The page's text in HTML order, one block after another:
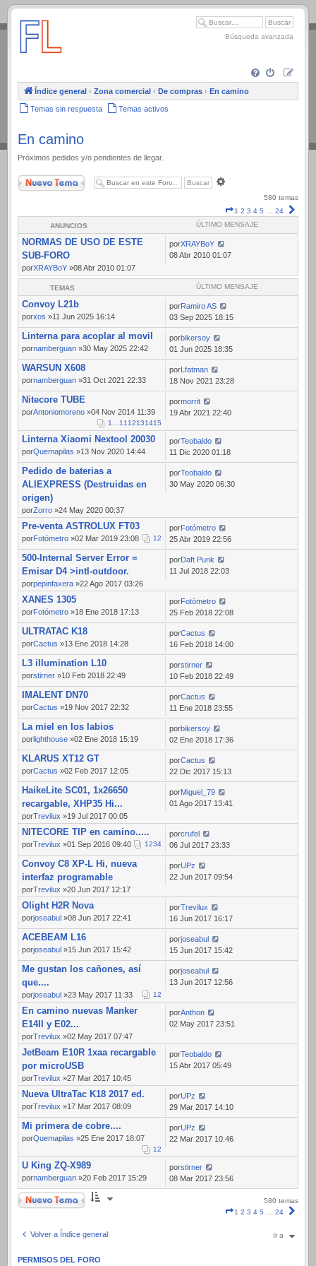
.
Búsqueda avanzada
Índice general ‹ Zona comercial ‹ De compras ‹ En camino
Temas sin respuesta Temas activos
En camino
Próximos pedidos y/o pendientes de llegar.
Nuevo Tema
580 temas
Página
1
1 2 3 4 5 … 24
ANUNCIOS ÚLTIMO MENSAJE
NORMAS DE USO DE ESTE
SUB-FORO
porXRAYBoY »08 Abr 2010 01:07
porXRAYBoY
08 Abr 2010 01:07
TEMAS ÚLTIMO MENSAJE
Convoy L21b
porxos »11 Jun 2025 16:14
porRamiro AS
03 Sep 2025 18:15
Linterna para acoplar al movil
pornamberguan »30 May 2025 22:42
porbikersoy
01 Jun 2025 18:35
WARSUN X608
pornamberguan »31 Oct 2021 22:33
por Lfatman
18 Nov 2021 23:28
Nitecore TUBE
porAntoniomoreno »04 Nov 2014 11:39
1…1112131415
pormorrit
19 Abr 2021 22:40
Linterna Xiaomi Nextool 20030
porQuemapilas »13 Nov 2020 14:44
porTeobaldo
11 Dic 2020 01:18
Pedido de baterias a
ALIEXPRESS (Destruidas en
origen)
porZorro »24 May 2020 00:37
porTeobaldo
30 May 2020 06:30
Pre-venta ASTROLUX FT03
porFotómetro »02 Mar 2019 23:08 12
porFotómetro
25 Abr 2019 22:56
500-Internal Server Error =
Emisar D4 >intl-outdoor.
porpepinfaxera »22 Ago 2017 03:26
porDaft Punk
11 Jul 2018 22:03
XANES 1305
porFotómetro »18 Ene 2018 17:13
porFotómetro
25 Feb 2018 22:08
ULTRATAC K18
porCactus »13 Ene 2018 14:28
porCactus
16 Feb 2018 14:00
L3 illumination L10
porstirner »10 Feb 2018 22:49
porstirner
10 Feb 2018 22:49
IMALENT DN70
porCactus »19 Nov 2017 22:32
porCactus
11 Ene 2018 23:55
La miel en los labios
porlighthouse »02 Ene 2018 15:19
porbikersoy
02 Ene 2018 17:36
KLARUS XT12 GT
porCactus »02 Feb 2017 12:05
porCactus
22 Dic 2017 15:13
HaikeLite SC01, 1x26650
recargable, XHP35 Hi...
porTrevilux »19 Jul 2017 00:05
porMiguel_79
01 Ago 2017 13:41
NITECORE TIP en camino.....
porTrevilux »01 Sep 2016 09:40 1234
porcrufel
06 Jul 2017 23:33
Convoy C8 XP-L Hi, nueva
interfaz programable
porTrevilux »20 Jun 2017 12:17
porUPz
22 Jun 2017 09:54
Olight H2R Nova
porjoseabul »08 Jun 2017 22:41
porTrevilux
16 Jun 2017 16:17
ACEBEAM L16
porjoseabul »15 Jun 2017 15:42
porjoseabul
15 Jun 2017 15:42
Me gustan los cañones, así
que....
porjoseabul »23 May 2017 11:33 12
porjoseabul
13 Jun 2017 12:56
En camino nuevas Manker
E14II y E02...
porTrevilux »02 May 2017 07:47
porAnthon
02 May 2017 23:51
JetBeam E10R 1xaa recargable
por microUSB
porTrevilux »27 Mar 2017 10:45
porTeobaldo
15 Abr 2017 05:49
Nueva UltraTac K18 2017 ed.
porTrevilux »17 Mar 2017 08:09
porUPz
29 Mar 2017 14:10
Mi primera de cobre....
porQuemapilas »25 Ene 2017 18:07
12
porUPz
22 Mar 2017 10:46
U King ZQ-X989
pornamberguan »20 Feb 2017 15:29
porstirner
08 Mar 2017 23:56
Nuevo Tema
580 temas
Página
1 2 3 4 5 … 24
Volver a Índice general Ir a
PERMISOS DEL FORO